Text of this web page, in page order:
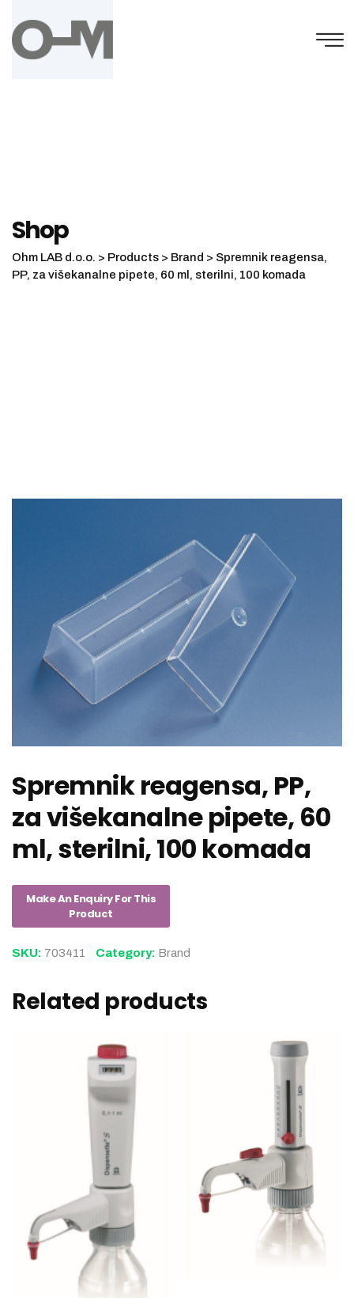
content
Shop
Ohm LAB d.o.o. > Products > Brand > Spremnik reagensa,
PP, za višekanalne pipete, 60 ml, sterilni, 100 komada
Spremnik reagensa, PP,
za višekanalne pipete, 60
ml, sterilni, 100 komada
SKU: 703411 Category: Brand
Related products